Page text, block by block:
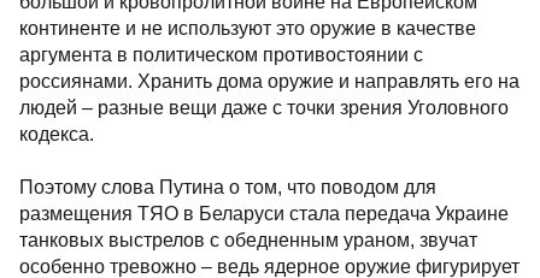
континенте и не используют это оружие в качестве
аргумента в политическом противостоянии с
россиянами. Хранить дома оружие и направлять его на
людей – разные вещи даже с точки зрения Уголовного
кодекса.
Поэтому слова Путина о том, что поводом для
размещения ТЯО в Беларуси стала передача Украине
танковых выстрелов с обедненным ураном, звучат
особенно тревожно – ведь ядерное оружие фигурирует